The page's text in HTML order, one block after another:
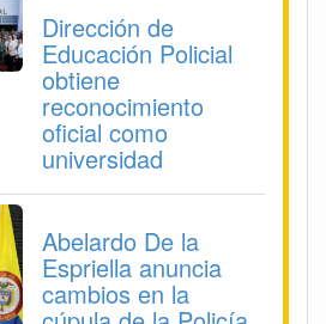
Dirección de
Educación Policial
obtiene
reconocimiento
oficial como
universidad
Abelardo De la
Espriella anuncia
cambios en la